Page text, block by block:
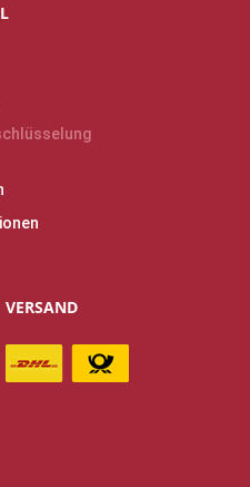
VERSAND